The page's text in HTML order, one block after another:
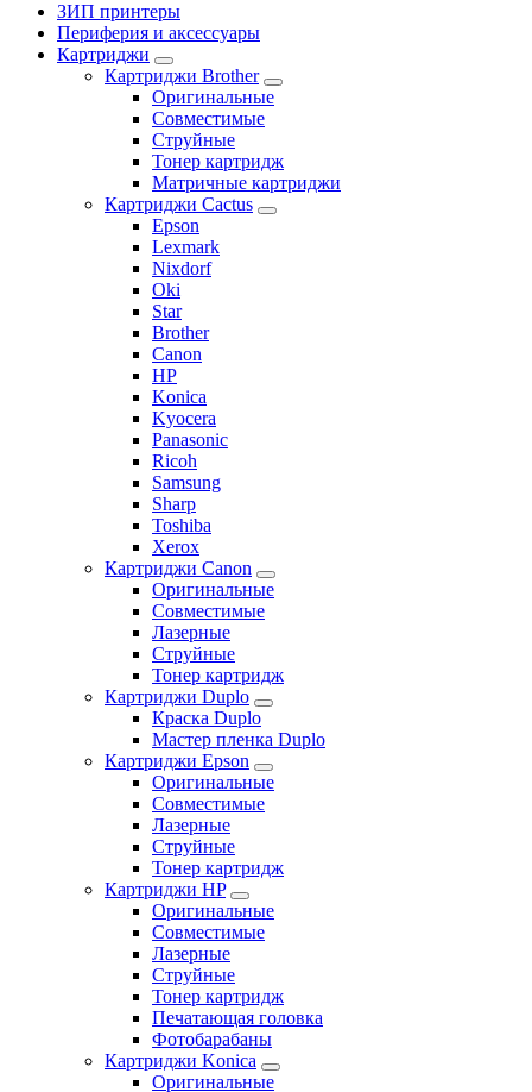
ЗИП принтеры
Периферия и аксессуары
Картриджи
Картриджи Brother
Оригинальные
Совместимые
Струйные
Тонер картридж
Матричные картриджи
Картриджи Cactus
Epson
Lexmark
Nixdorf
Oki
Star
Brother
Canon
HP
Konica
Kyocera
Panasonic
Ricoh
Samsung
Sharp
Toshiba
Xerox
Картриджи Canon
Оригинальные
Совместимые
Лазерные
Струйные
Тонер картридж
Картриджи Duplo
Краска Duplo
Мастер пленка Duplo
Картриджи Epson
Оригинальные
Совместимые
Лазерные
Струйные
Тонер картридж
Картриджи HP
Оригинальные
Совместимые
Лазерные
Струйные
Тонер картридж
Печатающая головка
Фотобарабаны
Картриджи Konica
Оригинальные